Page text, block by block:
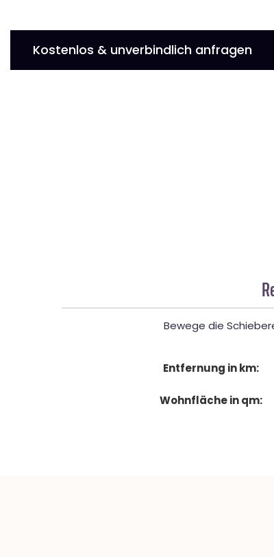
Kostenlos & unverbindlich anfragen
Bewege die
Entfernung in km:
Wohnfläche in qm: